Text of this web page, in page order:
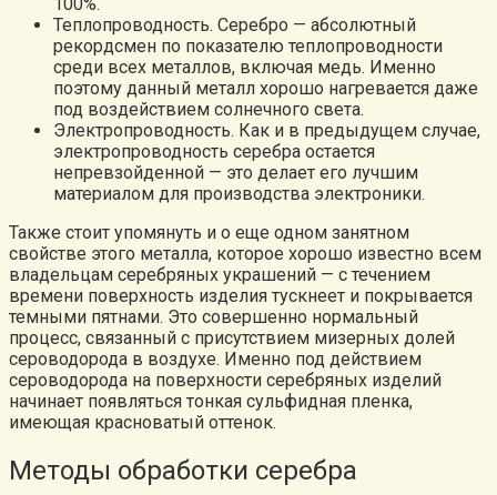
Теплопроводность. Серебро — абсолютный
рекордсмен по показателю теплопроводности
среди всех металлов, включая медь. Именно
поэтому данный металл хорошо нагревается даже
под воздействием солнечного света.
Электропроводность. Как и в предыдущем случае,
электропроводность серебра остается
непревзойденной — это делает его лучшим
материалом для производства электроники.
Также стоит упомянуть и о еще одном занятном
свойстве этого металла, которое хорошо известно всем
владельцам серебряных украшений — с течением
времени поверхность изделия тускнеет и покрывается
темными пятнами. Это совершенно нормальный
процесс, связанный с присутствием мизерных долей
сероводорода в воздухе. Именно под действием
сероводорода на поверхности серебряных изделий
начинает появляться тонкая сульфидная пленка,
имеющая красноватый оттенок.
Методы обработки серебра